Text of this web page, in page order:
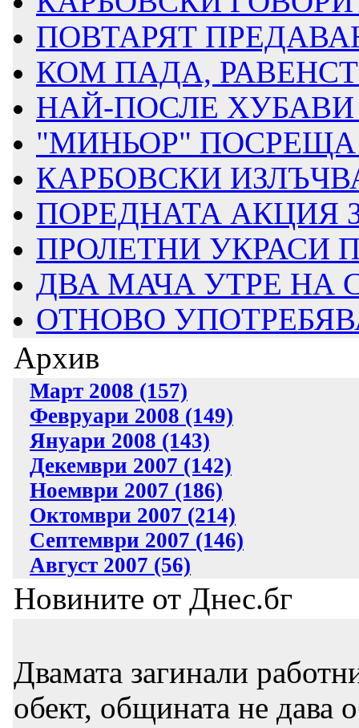
ПОВТАРЯТ
КОМ ПАДА,
НАЙ-ПОСЛЕ ХУБАВИ
"МИНЬОР" ПОСРЕЩА
КАРБОВСКИ
ПОРЕДНАТА АКЦИЯ
ПРОЛЕТНИ УКРАСИ
ДВА МАЧА УТРЕ НА
ОТНОВО
Архив
Март 2008 (157)
Февруари 2008 (149)
Януари 2008 (143)
Декември 2007 (142)
Ноември 2007 (186)
Октомври 2007 (214)
Септември 2007 (146)
Август 2007 (56)
Новините от Днес.бг
Двамата загинали
обект, общината не дава